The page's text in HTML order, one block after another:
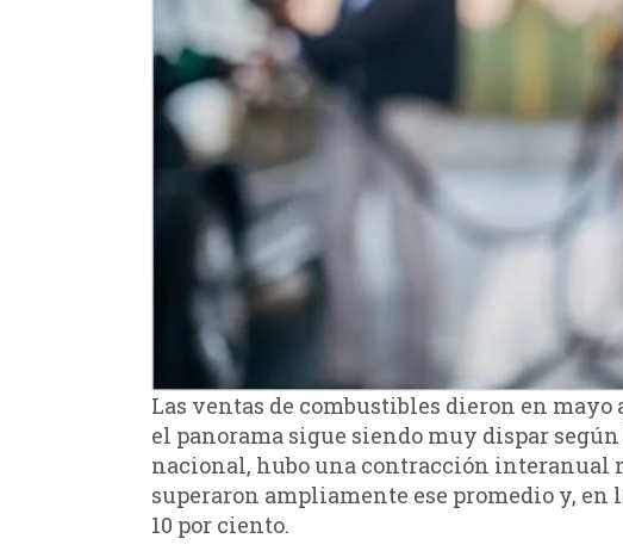
Las ventas de combustibles dieron en
el panorama sigue siendo muy dispar
nacional, hubo una contracción interanual
superaron ampliamente ese promedio y, en
10 por ciento.